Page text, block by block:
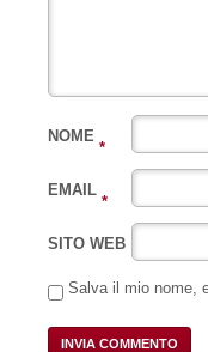
NOME
*
EMAIL
*
SITO WEB
Salva il mio nome,